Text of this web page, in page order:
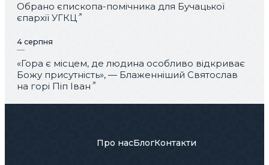
Обрано єпископа-помічника для Бучацької
єпархії УГКЦ
4 серпня
«Гора є місцем, де людина особливо відкриває
Божу присутність», — Блаженніший Святослав
на горі Піп Іван
Про насБлогКонтакти